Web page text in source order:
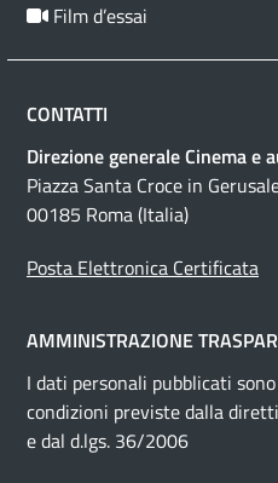
Film d’essai
CONTATTI
Direzione generale Cinema e
Piazza Santa Croce in
00185 Roma (Italia)
Posta Elettronica Certificata
AMMINISTRAZIONE
I dati personali pubblicati
condizioni previste dalla
e dal d.lgs. 36/2006